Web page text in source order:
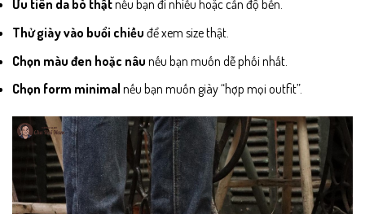
Ưu tiên da bò thậtnếu bạn đi nhiều hoặc cần độ bền.
Thử giày vào buổi chiều để xem size thật.
Chọn màu đen hoặc nâu nếu bạn muốn dễ phối nhất.
Chọn form minimal nếu bạn muốn giày “hợp mọi outfit”.